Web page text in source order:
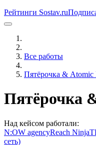
Рейтинги Sostav.ru
Все работы
Пятёрочка & Atomic
Пятёрочка
Над кейсом работали:
N:OW agencyReach Ninja
сеть)